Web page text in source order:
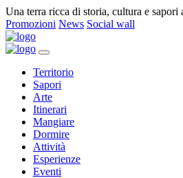
Una terra ricca di storia, cultura e sapori
Promozioni News Social wall
Territorio
Sapori
Arte
Itinerari
Mangiare
Dormire
Attività
Esperienze
Eventi